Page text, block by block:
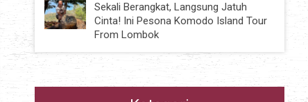
Sekali Berangkat, Langsung Jatuh
Cinta! Ini Pesona Komodo Island Tour
From Lombok